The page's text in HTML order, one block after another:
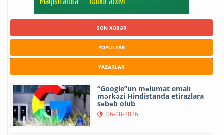
SON XƏBƏR
POPULYAR
YAZARLAR
“Google”un məlumat emalı
mərkəzi Hindistanda etirazlara
səbəb olub
06-08-2026